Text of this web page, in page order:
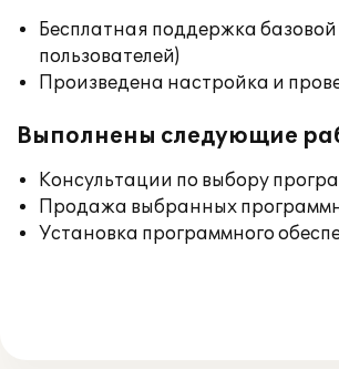
Бесплатная поддержка
пользователей)
Произведена настройка и
Выполнены следующие
Консультации по выбору
Продажа выбранных
Установка программного